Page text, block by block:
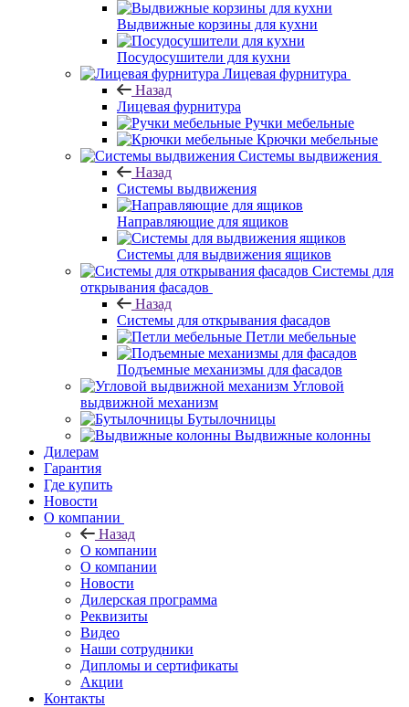
Выдвижные корзины для кухни
Посудосушители для кухни
Лицевая фурнитура
Назад
Лицевая фурнитура
Ручки мебельные
Крючки мебельные
Системы выдвижения
Назад
Системы выдвижения
Направляющие для ящиков
Системы для выдвижения ящиков
Системы для
открывания фасадов
Назад
Системы для открывания фасадов
Петли мебельные
Подъемные механизмы для фасадов
Угловой
выдвижной механизм
Бутылочницы
Выдвижные колонны
Дилерам
Гарантия
Где купить
Новости
О компании
Назад
О компании
О компании
Новости
Дилерская программа
Реквизиты
Видео
Наши сотрудники
Дипломы и сертификаты
Акции
Контакты